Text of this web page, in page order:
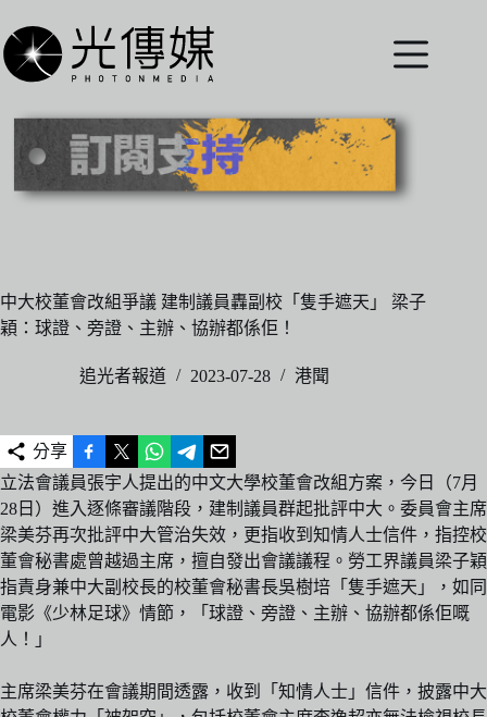
至
主
內
中大校董會改組爭議 建制議員轟副校「隻手遮天」 梁子
穎：球證、旁證、主辦、協辦都係佢！
追光者報道 2023-07-28 港聞
分享
立法會議員張宇人提出的中文大學校董會改組方案，今日（7月
28日）進入逐條審議階段，建制議員群起批評中大。委員會主席
梁美芬再次批評中大管治失效，更指收到知情人士信件，指控校
董會秘書處曾越過主席，擅自發出會議議程。勞工界議員梁子穎
指責身兼中大副校長的校董會秘書長吳樹培「隻手遮天」，如同
電影《少林足球》情節，「球證、旁證、主辦、協辦都係佢嘅
人！」
主席梁美芬在會議期間透露，收到「知情人士」信件，披露中大